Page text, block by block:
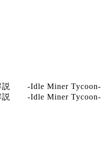
解説 -Idle Miner Tycoon-
解説 -Idle Miner Tycoon-